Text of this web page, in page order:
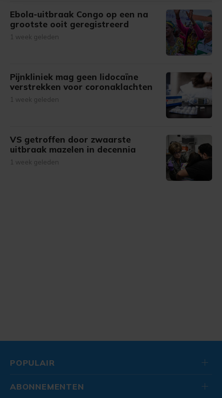
onze cookiepagina kun je ons cookiebeleid bekijken en je
gemaakte keuze altijd wijzigen of intrekken.
Ebola-uitbraak Congo op een na
grootste ooit geregistreerd
1 week geleden
Pijnkliniek mag geen lidocaïne
verstrekken voor coronaklachten
1 week geleden
VS getroffen door zwaarste
uitbraak mazelen in decennia
1 week geleden
POPULAIR
ABONNEMENTEN